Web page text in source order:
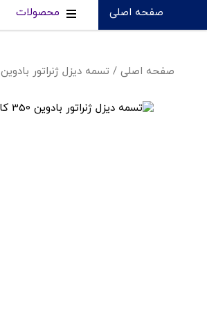
صفحه اصلی محصولات
صفحه اصلی / تسمه دیزل ژنراتور بادوین 350 کاوا - 6M16G350